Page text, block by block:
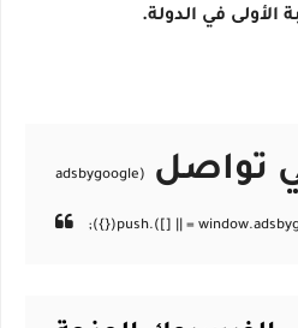
الأولى في الدولة.
تواصل